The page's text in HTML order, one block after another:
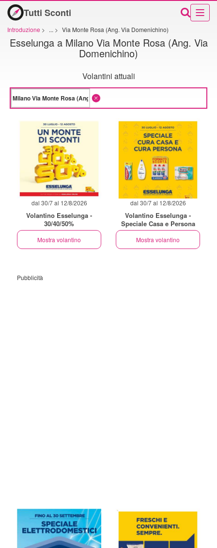
Tutti Sconti
Introduzione > ... > Via Monte Rosa (Ang. Via Domenichino)
Esselunga a Milano Via Monte Rosa (Ang. Via
Domenichino)
Volantini attuali
dal 30/7 al 12/8/2026
Volantino Esselunga -
30/40/50%
Mostra volantino
dal 30/7 al 12/8/2026
Volantino Esselunga -
Speciale Casa e Persona
Mostra volantino
Pubblicità